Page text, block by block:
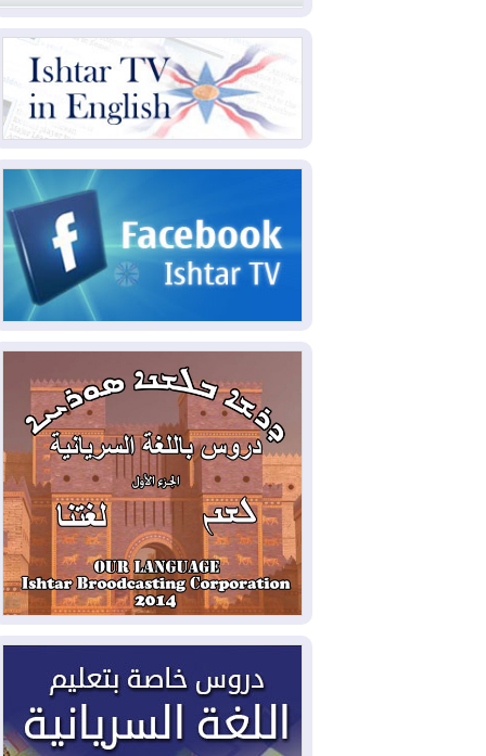
2026-08-06ائتلاف ادارة الدولة: من
يقومون بسلوك يهدد امن البلاد خارجون عن
القانون يجب محاربتهم
2026-08-06بعد هجومين قرب باب المندب..
الأحمر
2026-08-06مئات القاصرين بلا مأوى.. أزمة
سبتة تتصاعد وتضغط على مدريد
لمدة عام.. بدء توريد 100
مليون قدم مكعب يومياً من غاز كورمور في
إقليم كوردستان إلى وزارة الكهرباء العراقية
2026-08-05
15كارثة بيئية ومناخية ترسم
ملامح أخطر التحديات التي تواجه العراق
اليوم
2026-08-05
حرائق فرنسا.. توقيف 402
شخص بينهم 156 قاصرا منذ بداية موسم
الحرائق
2026-08-04سومو: إنتاج النفط في إقليم
كوردستان انخفض إلى أقل من 10%
ملفات حقبة الكاظمي تعود إلى
الواجهة.. أنباء عن مراجعات قضائية
وتحقيقات أوسع في قضايا فساد